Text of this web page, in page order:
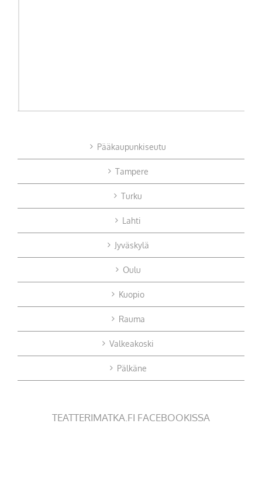
Pääkaupunkiseutu
Tampere
Turku
Lahti
Jyväskylä
Oulu
Kuopio
Rauma
Valkeakoski
Pälkäne
TEATTERIMATKA.FI FACEBOOKISSA